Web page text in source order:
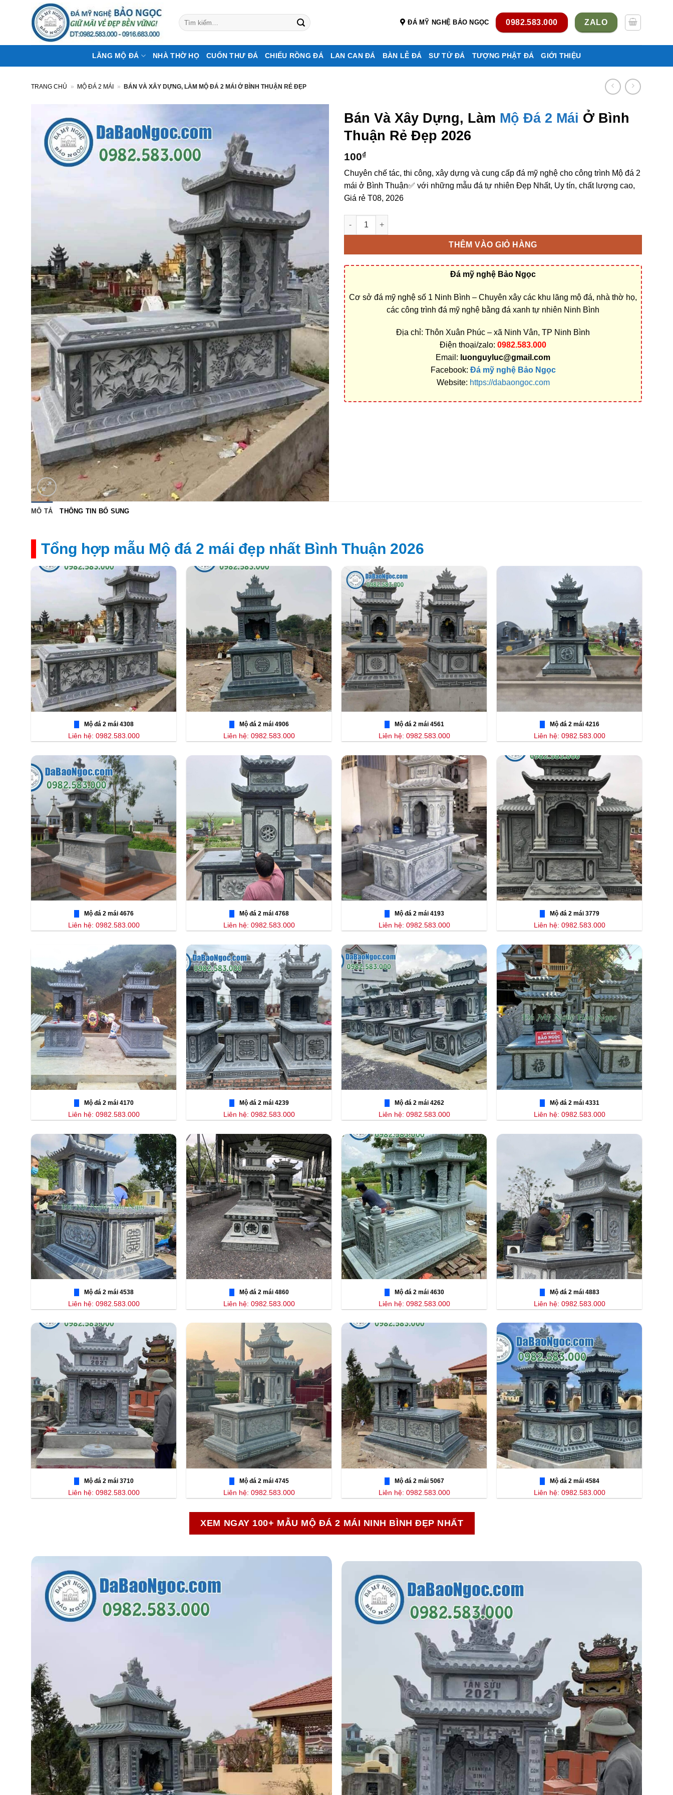
dung
Tìm
kiếm:
ĐÁ MỸ NGHỆ BẢO NGỌC 0982.583.000 ZALO
LĂNG MỘ ĐÁ NHÀ THỜ HỌ CUỐN THƯ ĐÁ CHIẾU RỒNG ĐÁ LAN CAN ĐÁ BÀN LỄ ĐÁ SƯ TỬ ĐÁ TƯỢNG PHẬT ĐÁ GIỚI THIỆU
TRANG CHỦ » MỘ ĐÁ 2 MÁI » BÁN VÀ XÂY DỰNG, LÀM MỘ ĐÁ 2 MÁI Ở BÌNH THUẬN RẺ ĐẸP
Bán Và Xây Dựng, Làm Mộ Đá 2 Mái Ở Bình
Thuận Rẻ Đẹp 2026
100₫
Chuyên chế tác, thi công, xây dựng và cung cấp đá mỹ nghệ cho công trình Mộ đá 2
mái ở Bình Thuận✅ với những mẫu đá tự nhiên Đẹp Nhất, Uy tín, chất lượng cao,
Giá rẻ T08, 2026
Bán và xây dựng, làm Mộ đá 2 mái ở Bình Thuận rẻ đẹp số lượng
THÊM VÀO GIỎ HÀNG
Đá mỹ nghệ Bảo Ngọc
Cơ sở đá mỹ nghệ số 1 Ninh Bình – Chuyên xây các khu lăng mộ đá, nhà thờ họ,
các công trình đá mỹ nghệ bằng đá xanh tự nhiên Ninh Bình
Địa chỉ: Thôn Xuân Phúc – xã Ninh Vân, TP Ninh Bình
Điện thoại/zalo: 0982.583.000
Email: luonguyluc@gmail.com
Facebook: Đá mỹ nghệ Bảo Ngọc
Website: https://dabaongoc.com
MÔ TẢ THÔNG TIN BỔ SUNG
Tổng hợp mẫu Mộ đá 2 mái đẹp nhất Bình Thuận 2026
Mộ đá 2 mái 4308
Liên hệ: 0982.583.000
Mộ đá 2 mái 4906
Liên hệ: 0982.583.000
Mộ đá 2 mái 4561
Liên hệ: 0982.583.000
Mộ đá 2 mái 4216
Liên hệ: 0982.583.000
Mộ đá 2 mái 4676
Liên hệ: 0982.583.000
Mộ đá 2 mái 4768
Liên hệ: 0982.583.000
Mộ đá 2 mái 4193
Liên hệ: 0982.583.000
Mộ đá 2 mái 3779
Liên hệ: 0982.583.000
Mộ đá 2 mái 4170
Liên hệ: 0982.583.000
Mộ đá 2 mái 4239
Liên hệ: 0982.583.000
Mộ đá 2 mái 4262
Liên hệ: 0982.583.000
Mộ đá 2 mái 4331
Liên hệ: 0982.583.000
Mộ đá 2 mái 4538
Liên hệ: 0982.583.000
Mộ đá 2 mái 4860
Liên hệ: 0982.583.000
Mộ đá 2 mái 4630
Liên hệ: 0982.583.000
Mộ đá 2 mái 4883
Liên hệ: 0982.583.000
Mộ đá 2 mái 3710
Liên hệ: 0982.583.000
Mộ đá 2 mái 4745
Liên hệ: 0982.583.000
Mộ đá 2 mái 5067
Liên hệ: 0982.583.000
Mộ đá 2 mái 4584
Liên hệ: 0982.583.000
XEM NGAY 100+ MẪU MỘ ĐÁ 2 MÁI NINH BÌNH ĐẸP NHẤT